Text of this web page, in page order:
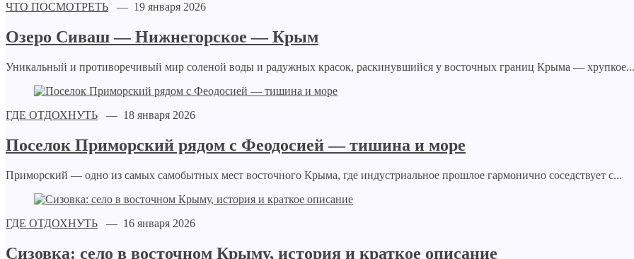
ЧТО ПОСМОТРЕТЬ — 19 января 2026
Озеро Сиваш — Нижнегорское — Крым
Уникальный и противоречивый мир соленой воды и радужных красок, раскинувшийся у восточных границ Крыма — хрупкое...
ГДЕ ОТДОХНУТЬ — 18 января 2026
Поселок Приморский рядом с Феодосией — тишина и море
Приморский — одно из самых самобытных мест восточного Крыма, где индустриальное прошлое гармонично соседствует с...
ГДЕ ОТДОХНУТЬ — 16 января 2026
Сизовка: село в восточном Крыму, история и краткое описание